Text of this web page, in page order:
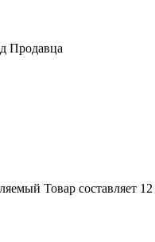
Продавца
Товар составляет